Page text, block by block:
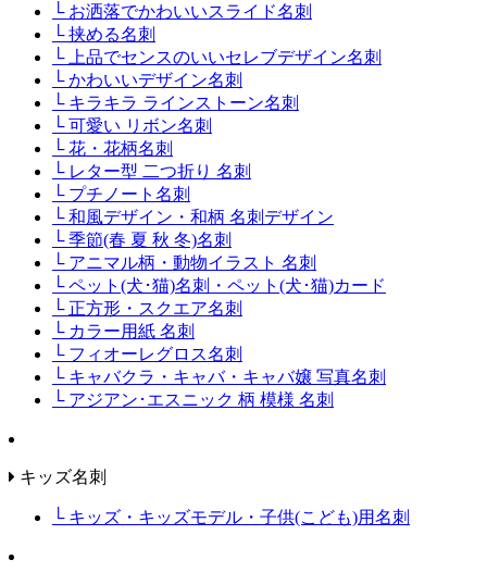
└ お洒落でかわいいスライド名刺
└ 挟める名刺
└ 上品でセンスのいいセレブデザイン名刺
└ かわいいデザイン名刺
└ キラキラ ラインストーン名刺
└ 可愛い リボン名刺
└ 花・花柄名刺
└ レター型 二つ折り 名刺
└ プチノート名刺
└ 和風デザイン・和柄 名刺デザイン
└ 季節(春 夏 秋 冬)名刺
└ アニマル柄・動物イラスト 名刺
└ ペット(犬･猫)名刺・ペット(犬･猫)カード
└ 正方形・スクエア名刺
└ カラー用紙 名刺
└ フィオーレグロス名刺
└ キャバクラ・キャバ・キャバ嬢 写真名刺
└ アジアン･エスニック 柄 模様 名刺
キッズ名刺
└ キッズ・キッズモデル・子供(こども)用名刺